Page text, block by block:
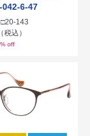
6-47
143
（税込）
off